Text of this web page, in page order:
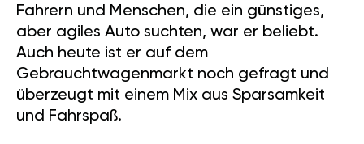
Fahrern und Menschen, die ein günstiges,
aber agiles Auto suchten, war er beliebt.
Auch heute ist er auf dem
Gebrauchtwagenmarkt noch gefragt und
überzeugt mit einem Mix aus Sparsamkeit
und Fahrspaß.